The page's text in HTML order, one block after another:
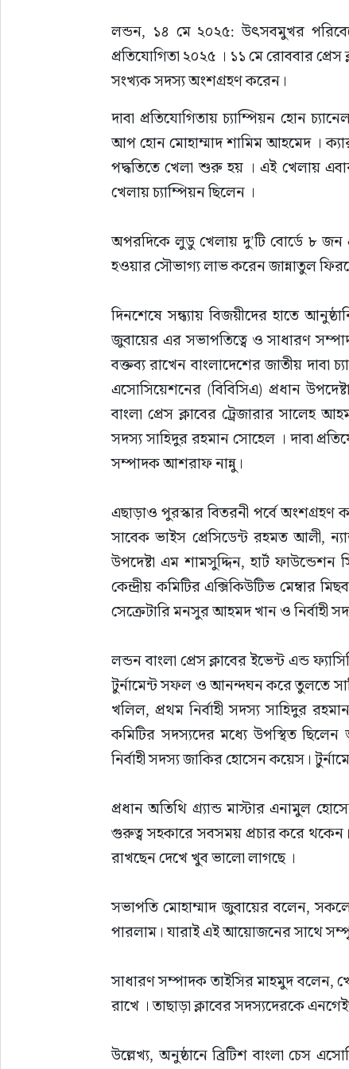
লন্ডন, ১৪ মে ২০২৫: উৎসবমুখর
প্রতিযোগিতা ২০২৫ । ১১ মে রোববার প্রেস
সংখ্যক সদস্য অংশগ্রহণ করেন।
দাবা প্রতিযোগিতায় চ্যাম্পিয়ন হোন
আপ হোন মোহাম্মাদ শামিম আহমেদ ।
পদ্ধতিতে খেলা শুরু হয় । এই খেলায়
খেলায় চ্যাম্পিয়ন ছিলেন ।
অপরদিকে লুডু খেলায় দু’টি বোর্ডে ৮ জন
হওয়ার সৌভাগ্য লাভ করেন জান্নাতুল
দিনশেষে সন্ধ্যায় বিজয়ীদের হাতে
জুবায়ের এর সভাপতিত্বে ও সাধারণ
বক্তব্য রাখেন বাংলাদেশের জাতীয় দাবা
এসোসিয়েশনের (বিবিসিএ) প্রধান
বাংলা প্রেস ক্লাবের ট্রেজারার সালেহ
সদস্য সাহিদুর রহমান সোহেল । দাবা
সম্পাদক আশরাফ নান্নু।
এছাড়াও পুরস্কার বিতরনী পর্বে অংশগ্রহণ
সাবেক ভাইস প্রেসিডেন্ট রহমত আলী,
উপদেষ্টা এম শামসুদ্দিন, হার্ট
কেন্দ্রীয় কমিটির এক্সিকিউটিভ মেম্বার
সেক্রেটারি মনসুর আহমদ খান ও নির্বাহী
লন্ডন বাংলা প্রেস ক্লাবের ইভেন্ট এন্ড
টুর্নামেন্ট সফল ও আনন্দঘন করে তুলতে
খলিল, প্রথম নির্বাহী সদস্য সাহিদুর
কমিটির সদস্যদের মধ্যে উপস্থিত ছিলেন
নির্বাহী সদস্য জাকির হোসেন কয়েস।
প্রধান অতিথি গ্র্যান্ড মাস্টার এনামুল
গুরুত্ব সহকারে সবসময় প্রচার করে থকেন।
রাখছেন দেখে খুব ভালো লাগছে ।
সভাপতি মোহাম্মাদ জুবায়ের বলেন,
পারলাম। যারাই এই আয়োজনের সাথে
সাধারণ সম্পাদক তাইসির মাহমুদ বলেন,
রাখে । তাছাড়া ক্লাবের সদস্যদেরকে
উল্লেখ্য, অনুষ্ঠানে ব্রিটিশ বাংলা চেস